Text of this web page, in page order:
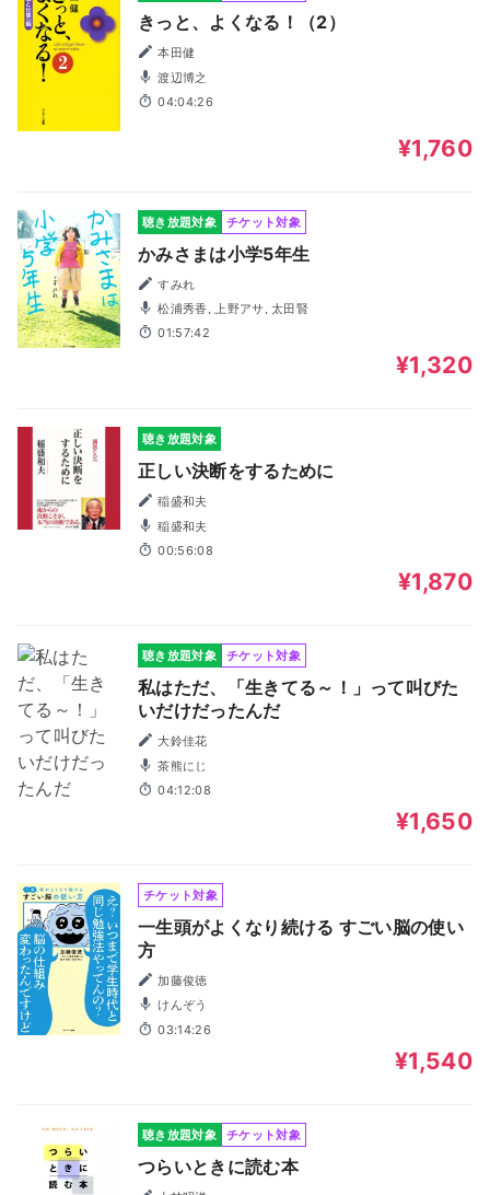
きっと、よくなる！（2）
本田健
渡辺博之
04:04:26
¥1,760
聴き放題対象 チケット対象
かみさまは小学5年生
すみれ
松浦秀香, 上野アサ, 太田賢
01:57:42
¥1,320
聴き放題対象
正しい決断をするために
稲盛和夫
稲盛和夫
00:56:08
¥1,870
聴き放題対象 チケット対象
私はただ、「生きてる～！」って叫びた
いだけだったんだ
大鈴佳花
茶熊にじ
04:12:08
¥1,650
チケット対象
一生頭がよくなり続ける すごい脳の使い
方
加藤俊徳
けんぞう
03:14:26
¥1,540
聴き放題対象 チケット対象
つらいときに読む本